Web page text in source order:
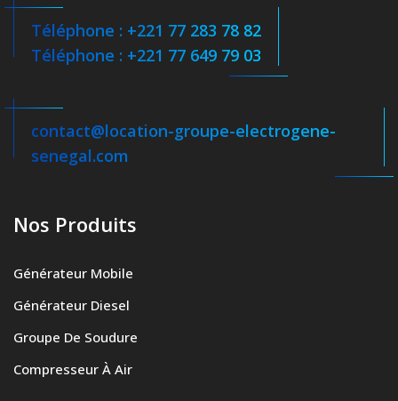
Téléphone : +221 77 283 78 82
Téléphone : +221 77 649 79 03
contact@location-groupe-electrogene-
senegal.com
Nos Produits
Générateur Mobile
Générateur Diesel
Groupe De Soudure
Compresseur À Air